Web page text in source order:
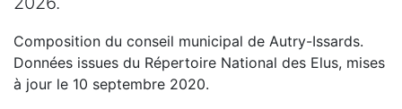
Composition du conseil municipal de Autry-Issards.
Données issues du Répertoire National des Elus, mises
à jour le 10 septembre 2020.